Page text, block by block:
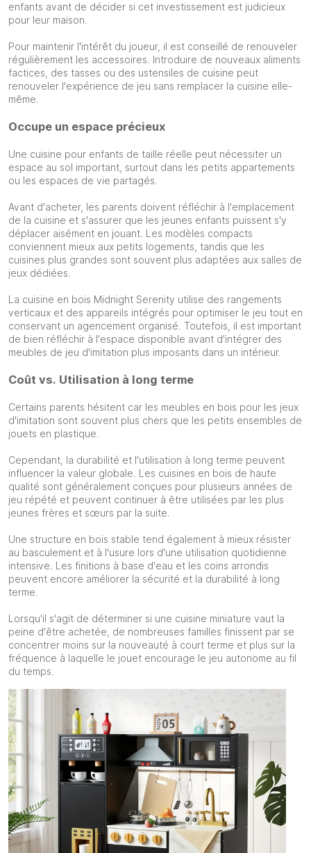
enfants avant de décider si cet investissement est judicieux
pour leur maison.
Pour maintenir l'intérêt du joueur, il est conseillé de renouveler
régulièrement les accessoires. Introduire de nouveaux aliments
factices, des tasses ou des ustensiles de cuisine peut
renouveler l'expérience de jeu sans remplacer la cuisine elle-
même.
Occupe un espace précieux
Une cuisine pour enfants de taille réelle peut nécessiter un
espace au sol important, surtout dans les petits appartements
ou les espaces de vie partagés.
Avant d'acheter, les parents doivent réfléchir à l'emplacement
de la cuisine et s'assurer que les jeunes enfants puissent s'y
déplacer aisément en jouant. Les modèles compacts
conviennent mieux aux petits logements, tandis que les
cuisines plus grandes sont souvent plus adaptées aux salles de
jeux dédiées.
La cuisine en bois Midnight Serenity utilise des rangements
verticaux et des appareils intégrés pour optimiser le jeu tout en
conservant un agencement organisé. Toutefois, il est important
de bien réfléchir à l'espace disponible avant d'intégrer des
meubles de jeu d'imitation plus imposants dans un intérieur.
Coût vs. Utilisation à long terme
Certains parents hésitent car les meubles en bois pour les jeux
d'imitation sont souvent plus chers que les petits ensembles de
jouets en plastique.
Cependant, la durabilité et l'utilisation à long terme peuvent
influencer la valeur globale. Les cuisines en bois de haute
qualité sont généralement conçues pour plusieurs années de
jeu répété et peuvent continuer à être utilisées par les plus
jeunes frères et sœurs par la suite.
Une structure en bois stable tend également à mieux résister
au basculement et à l'usure lors d'une utilisation quotidienne
intensive. Les finitions à base d'eau et les coins arrondis
peuvent encore améliorer la sécurité et la durabilité à long
terme.
Lorsqu'il s'agit de déterminer si une cuisine miniature vaut la
peine d'être achetée, de nombreuses familles finissent par se
concentrer moins sur la nouveauté à court terme et plus sur la
fréquence à laquelle le jouet encourage le jeu autonome au fil
du temps.